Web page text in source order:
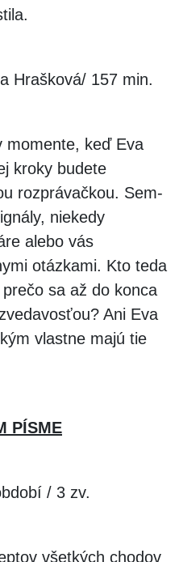
Hrašková/ 157 min.
momente, keď Eva
kroky budete
rozprávačkou. Sem-
niekedy
alebo vás
otázkami. Kto teda
sa až do konca
Ani Eva
vlastne majú tie
PÍSME
/ 3 zv.
všetkých chodov